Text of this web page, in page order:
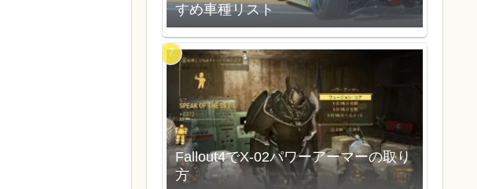
すめ車種リスト
Fallout4でX-02パワーアーマーの取り
方